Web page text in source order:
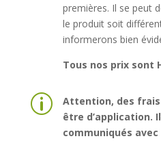
premières. Il se peut
le produit soit
informerons bien
Tous nos prix sont
p
Attention, des
être d’application.
communiqués avec